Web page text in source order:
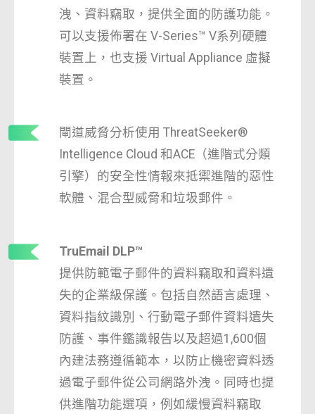
洩、資料竊取，提供全面的防護功能。
可以支援佈署在 V-Series™ V系列硬體
裝置上，也支援 Virtual Appliance 虛擬
裝置。
閘道威脅分析使用 ThreatSeeker®
Intelligence Cloud 和ACE（進階式分類
引擎）的安全性情報來抵禦進階的惡性
軟體、混合型威脅和垃圾郵件。
TruEmail DLP™
提供防範電子郵件的資料竊取和資料遺
失的企業級保護。包括自然語言處理、
資料指紋識別、行動電子郵件資料遺失
防護、事件鑑識報告以及超過1,600個
內建法務遵循範本，以防止機密資料透
過電子郵件從公司網路外洩。同時也提
供進階功能選項，例如緩慢資料竊取